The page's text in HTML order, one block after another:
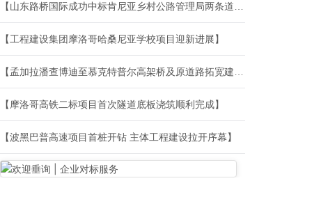
【山东路桥国际成功中标肯尼亚乡村公路管理局两条道路项目】
【工程建设集团摩洛哥哈桑尼亚学校项目迎新进展】
【孟加拉潘查博迪至慕克特普尔高架桥及原道路拓宽建设项目预制梁架设圆满完成】
【摩洛哥高铁二标项目首次隧道底板浇筑顺利完成】
【波黑巴普高速项目首桩开钻 主体工程建设拉开序幕】